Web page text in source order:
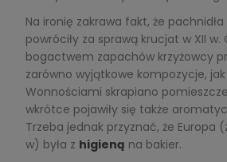
Na ironię zakrawa fakt, że
powróciły za sprawą krucjat w XII w.
bogactwem zapachów krzyżowcy
zarówno wyjątkowe kompozycje,
Wonnościami skrapiano
wkrótce pojawiły się także
Trzeba jednak przyznać, że Europa
w) była z higieną na bakier.